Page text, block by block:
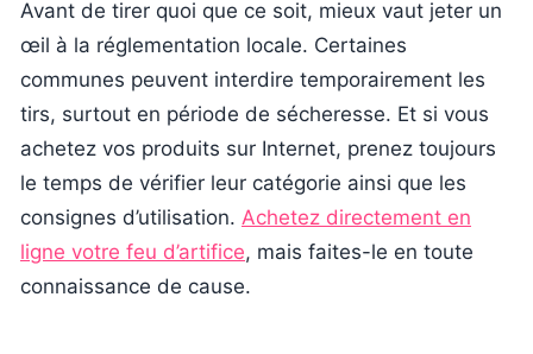
Avant de tirer quoi que ce soit, mieux vaut jeter un
œil à la réglementation locale. Certaines
communes peuvent interdire temporairement les
tirs, surtout en période de sécheresse. Et si vous
achetez vos produits sur Internet, prenez toujours
le temps de vérifier leur catégorie ainsi que les
consignes d’utilisation. Achetez directement en
ligne votre feu d’artifice, mais faites-le en toute
connaissance de cause.